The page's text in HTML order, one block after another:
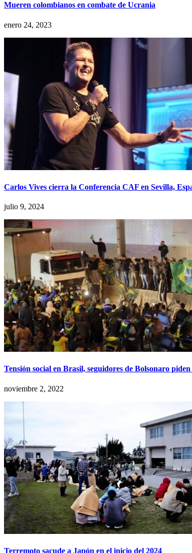
Mueren colombianos en combate de Ucrania
enero 24, 2023
Carlos Vives cierra la Conferencia CAF en Sevilla,
julio 9, 2024
Tensión social en Brasil, seguidores de Bolsonaro
noviembre 2, 2022
Terremoto sacude a Japón en el inicio del 2024